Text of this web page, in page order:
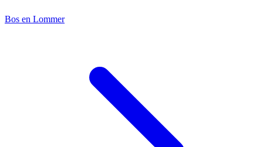
Bos en Lommer